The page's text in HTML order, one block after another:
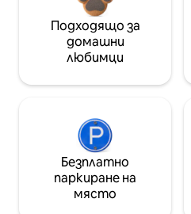
Подходящо за
домашни
любимци
Безплатно
паркиране на
място